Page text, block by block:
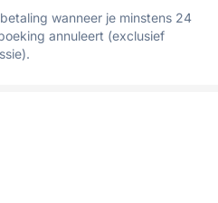
wanneer je minstens 24
annuleert (exclusief